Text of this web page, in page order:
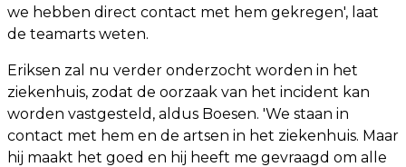
we hebben direct contact met hem gekregen', laat
de teamarts weten.
Eriksen zal nu verder onderzocht worden in het
ziekenhuis, zodat de oorzaak van het incident kan
worden vastgesteld, aldus Boesen. 'We staan ​​in
contact met hem en de artsen in het ziekenhuis. Maar
hij maakt het goed en hij heeft me gevraagd om alle